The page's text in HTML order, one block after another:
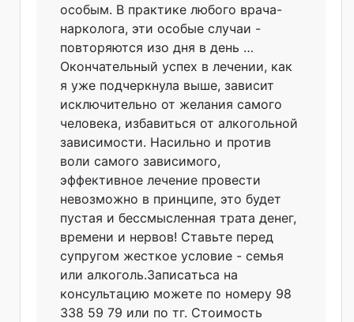
особым. В практике любого врача-
нарколога, эти особые случаи -
повторяются изо дня в день …
Окончательный успех в лечении, как
я уже подчеркнула выше, зависит
исключительно от желания самого
человека, избавиться от алкогольной
зависимости. Насильно и против
воли самого зависимого,
эффективное лечение провести
невозможно в принципе, это будет
пустая и бессмысленная трата денег,
времени и нервов! Ставьте перед
супругом жесткое условие - семья
или алкоголь.Записатьса на
консультацию можете по номеру 98
338 59 79 или по тг. Стоимость